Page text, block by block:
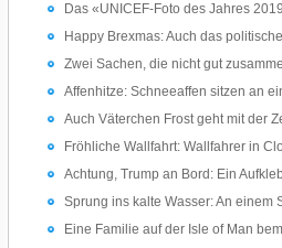
Das «UNICEF-Foto des Jahres
Happy Brexmas: Auch das
Zwei Sachen, die nicht gut
Affenhitze: Schneeaffen sitzen an
Auch Väterchen Frost geht mit der
Fröhliche Wallfahrt: Wallfahrer in
Achtung, Trump an Bord: Ein
Sprung ins kalte Wasser: An einem
Eine Familie auf der Isle of Man